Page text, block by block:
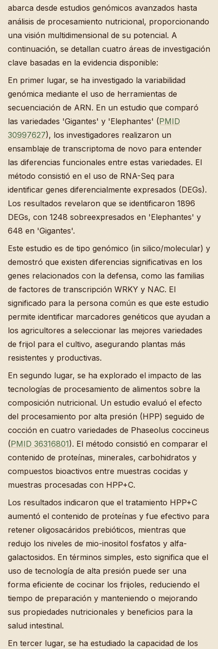
abarca desde estudios genómicos avanzados hasta
análisis de procesamiento nutricional, proporcionando
una visión multidimensional de su potencial. A
continuación, se detallan cuatro áreas de investigación
clave basadas en la evidencia disponible:
En primer lugar, se ha investigado la variabilidad
genómica mediante el uso de herramientas de
secuenciación de ARN. En un estudio que comparó
las variedades 'Gigantes' y 'Elephantes' (PMID
30997627), los investigadores realizaron un
ensamblaje de transcriptoma de novo para entender
las diferencias funcionales entre estas variedades. El
método consistió en el uso de RNA-Seq para
identificar genes diferencialmente expresados (DEGs).
Los resultados revelaron que se identificaron 1896
DEGs, con 1248 sobreexpresados en 'Elephantes' y
648 en 'Gigantes'.
Este estudio es de tipo genómico (in silico/molecular) y
demostró que existen diferencias significativas en los
genes relacionados con la defensa, como las familias
de factores de transcripción WRKY y NAC. El
significado para la persona común es que este estudio
permite identificar marcadores genéticos que ayudan a
los agricultores a seleccionar las mejores variedades
de frijol para el cultivo, asegurando plantas más
resistentes y productivas.
En segundo lugar, se ha explorado el impacto de las
tecnologías de procesamiento de alimentos sobre la
composición nutricional. Un estudio evaluó el efecto
del procesamiento por alta presión (HPP) seguido de
cocción en cuatro variedades de Phaseolus coccineus
(PMID 36316801). El método consistió en comparar el
contenido de proteínas, minerales, carbohidratos y
compuestos bioactivos entre muestras cocidas y
muestras procesadas con HPP+C.
Los resultados indicaron que el tratamiento HPP+C
aumentó el contenido de proteínas y fue efectivo para
retener oligosacáridos prebióticos, mientras que
redujo los niveles de mio-inositol fosfatos y alfa-
galactosidos. En términos simples, esto significa que el
uso de tecnología de alta presión puede ser una
forma eficiente de cocinar los frijoles, reduciendo el
tiempo de preparación y manteniendo o mejorando
sus propiedades nutricionales y beneficios para la
salud intestinal.
En tercer lugar, se ha estudiado la capacidad de los